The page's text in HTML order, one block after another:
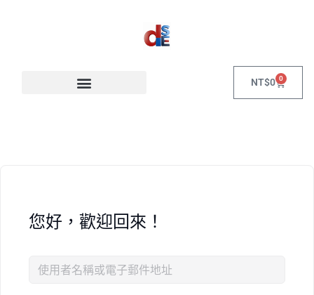
NT$0 0
您好，歡迎回來！